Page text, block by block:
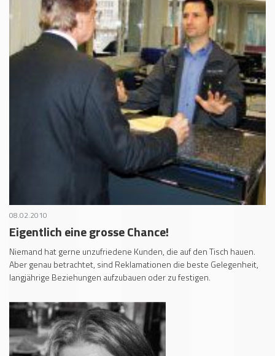
08.02.2010
Eigentlich eine grosse Chance!
Niemand hat gerne unzufriedene Kunden, die auf den Tisch hauen.
Aber genau betrachtet, sind Reklamationen die beste Gelegenheit,
langjährige Beziehungen aufzubauen oder zu festigen.